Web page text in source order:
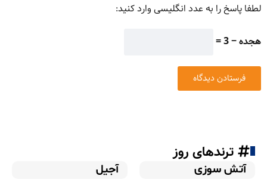
لطفا پاسخ را به عدد انگلیسی وارد کنید:
هجده − 3 =
ترندهای روز
آتش سوزی
آجیل